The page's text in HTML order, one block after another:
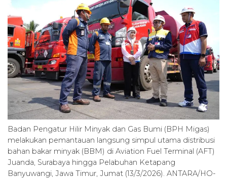
Badan Pengatur Hilir Minyak dan Gas Bumi (BPH Migas)
melakukan pemantauan langsung simpul utama distribusi
bahan bakar minyak (BBM) di Aviation Fuel Terminal (AFT)
Juanda, Surabaya hingga Pelabuhan Ketapang
Banyuwangi, Jawa Timur, Jumat (13/3/2026). ANTARA/HO-